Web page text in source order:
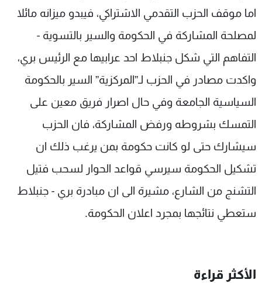
اما موقف الحزب التقدمي الاشتراكي، فيبدو ميزانه مائلا
لمصلحة المشاركة في الحكومة والسير بالتسوية -
التفاهم التي شكل جنبلاط احد عرابيها مع الرئيس بري،
واكدت مصادر في الحزب لـ”المركزية” السير بالحكومة
السياسية الجامعة وفي حال اصرار فريق معين على
التمسك بشروطه ورفض المشاركة، فان الحزب
سيشارك حتى لو كانت حكومة بمن يرغب ذلك ان
تشكيل الحكومة سيرسي قواعد الحوار لسحب فتيل
التشنج من الشارع، مشيرة الى ان مبادرة بري - جنبلاط
ستعطي نتائجها بمجرد اعلان الحكومة.
الأكثر قراءة